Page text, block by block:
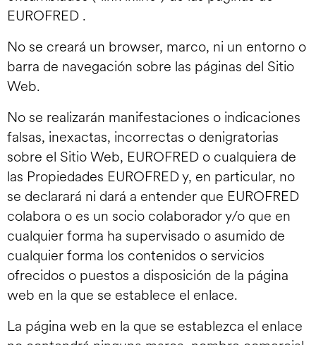
EUROFRED .
No se creará un browser, marco, ni un entorno o
barra de navegación sobre las páginas del Sitio
Web.
No se realizarán manifestaciones o indicaciones
falsas, inexactas, incorrectas o denigratorias
sobre el Sitio Web, EUROFRED o cualquiera de
las Propiedades EUROFRED y, en particular, no
se declarará ni dará a entender que EUROFRED
colabora o es un socio colaborador y/o que en
cualquier forma ha supervisado o asumido de
cualquier forma los contenidos o servicios
ofrecidos o puestos a disposición de la página
web en la que se establece el enlace.
La página web en la que se establezca el enlace